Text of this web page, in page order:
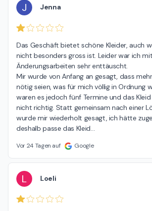
J Jenna
Das Geschäft bietet schöne Kleider, auch
nicht besonders gross ist. Leider war ich
Änderungsarbeiten sehr enttäuscht.
Mir wurde von Anfang an gesagt, dass
nötig seien, was für mich völlig in Ordnung
waren es jedoch fünf Termine und das
nicht richtig. Statt gemeinsam nach einer
wurde mir wiederholt gesagt, ich hätte
deshalb passe das Kleid
Vor 24 Tagen auf Google
L Loeli